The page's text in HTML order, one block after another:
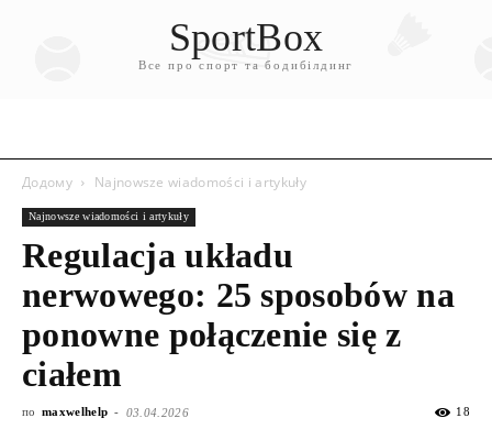
SportBox
Все про спорт та бодибілдинг
Додому Najnowsze wiadomości i artykuły
Najnowsze wiadomości i artykuły
Regulacja układu
nerwowego: 25 sposobów na
ponowne połączenie się z
ciałem
по maxwelhelp - 03.04.2026 18